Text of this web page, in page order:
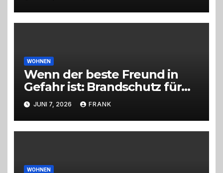
WOHNEN
Wenn der beste Freund in
Gefahr ist: Brandschutz für
Hunde im eigenen Zuhause
JUNI 7, 2026 FRANK
WOHNEN